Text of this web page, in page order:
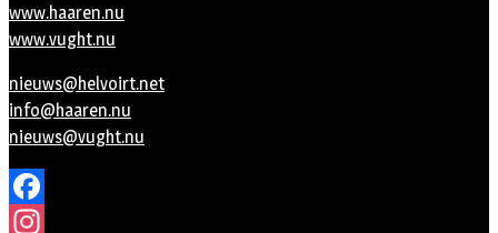
www.haaren.nu
www.vught.nu
nieuws@helvoirt.net
info@haaren.nu
nieuws@vught.nu
Facebook